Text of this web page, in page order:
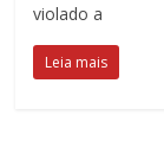
violado a
Leia mais